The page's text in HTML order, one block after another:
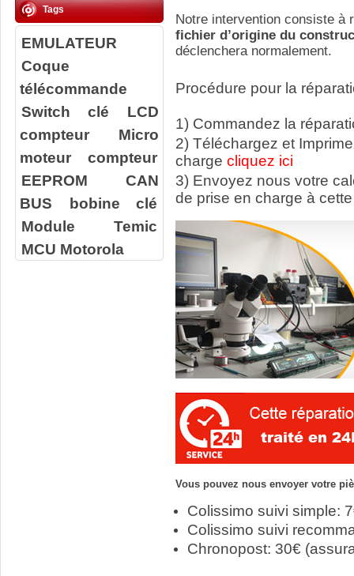
Tags
EMULATEUR
Coque
télécommande
Switch clé
LCD
compteur
Micro
moteur compteur
EEPROM
CAN
BUS
bobine clé
Module Temic
MCU Motorola
Notre intervention consiste à r
fichier d’origine du
déclenchera normalement.
Procédure pour la
1) Commandez la
2) Téléchargez et
charge cliquez ici
3) Envoyez nous votre
de prise en charge à
Vous pouvez nous envoyer votre
Colissimo suivi simple:
Colissimo suivi
Chronopost: 30€